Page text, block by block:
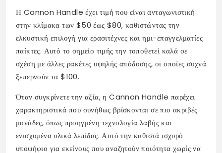
Η Cannon Handle έχει τιμή που είναι ανταγωνιστική
στην κλίμακα των $50 έως $80, καθιστώντας την
ελκυστική επιλογή για ερασιτέχνες και ημι-επαγγελματίες
παίκτες. Αυτό το σημείο τιμής την τοποθετεί καλά σε
σχέση με άλλες ρακέτες υψηλής απόδοσης, οι οποίες συχνά
ξεπερνούν τα $100.
Όταν συγκρίνετε την αξία, η Cannon Handle παρέχει
χαρακτηριστικά που συνήθως βρίσκονται σε πιο ακριβές
μονάδες, όπως προηγμένη τεχνολογία λαβής και
ενισχυμένα υλικά λεπίδας. Αυτό την καθιστά ισχυρό
υποψήφιο για εκείνους που αναζητούν ποιότητα χωρίς να